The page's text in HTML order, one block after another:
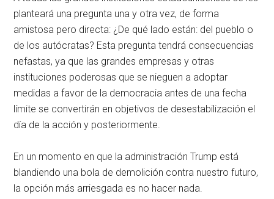
planteará una pregunta una y otra vez, de forma
amistosa pero directa: ¿De qué lado están: del pueblo o
de los autócratas? Esta pregunta tendrá consecuencias
nefastas, ya que las grandes empresas y otras
instituciones poderosas que se nieguen a adoptar
medidas a favor de la democracia antes de una fecha
límite se convertirán en objetivos de desestabilización el
día de la acción y posteriormente.
En un momento en que la administración Trump está
blandiendo una bola de demolición contra nuestro futuro,
la opción más arriesgada es no hacer nada.